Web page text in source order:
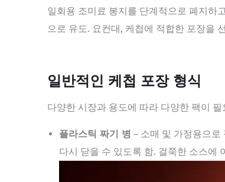
일회용 조미료 봉지를 단계적으로 폐지하
으로 유도. 요컨대, 케첩에 적합한 포장을
일반적인 케첩 포장 형식
다양한 시장과 용도에 따라 다양한 팩이
플라스틱 짜기 병 – 소매 및 가정용으
다시 닫을 수 있도록 함. 걸쭉한 소스에